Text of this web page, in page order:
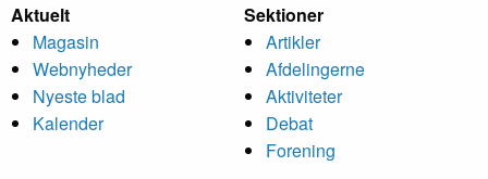
Aktuelt
Magasin
Webnyheder
Nyeste blad
Kalender
Sektioner
Artikler
Afdelingerne
Aktiviteter
Debat
Forening